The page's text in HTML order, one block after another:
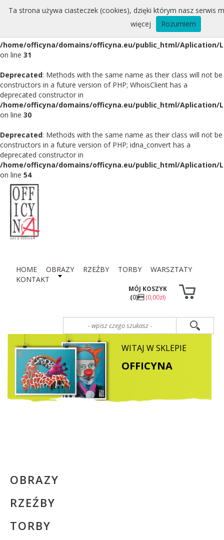
Deprecated: Methods with the same name as their class will not be
constructors in a future version of PHP; Whois has a deprecated
constructor in
/home/officyna/domains/officyna.eu/public_html/Aplication/
on line 31
Deprecated: Methods with the same name as their class will not be
constructors in a future version of PHP; WhoisClient has a
deprecated constructor in
/home/officyna/domains/officyna.eu/public_html/Aplication/
on line 30
Deprecated: Methods with the same name as their class will not be
constructors in a future version of PHP; idna_convert has a
deprecated constructor in
/home/officyna/domains/officyna.eu/public_html/Aplication/
on line 54
HOME OBRAZY RZEŹBY TORBY
WARSZTATY
KONTAKT
MÓJ KOSZYK
(0)(0,00zł)
WITAJ W SKLEPIE
OFFICYNA
OBRAZY
RZEŹBY
TORBY
Ta strona używa ciasteczek (cookies), dzięki którym nasz serwis
więcej
Rozumiem